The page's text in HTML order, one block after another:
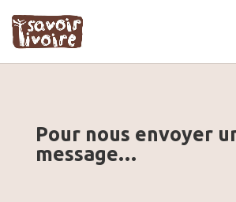
Pour nous envoyer
message…